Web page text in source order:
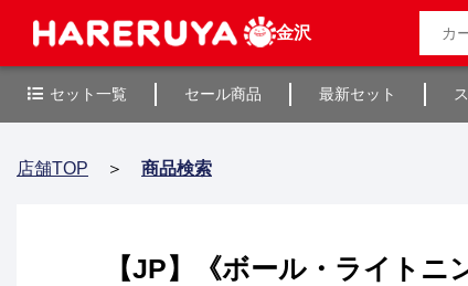
金沢
セット一覧 セール商品 最新セット
店舗TOP ＞ 商品検索
【JP】《ボール・ライト